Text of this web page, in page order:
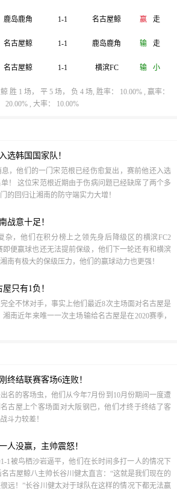
鹿岛鹿角 1-1 名古屋鲸 赢 走
名古屋鲸 1-1 鹿岛鹿角 输 走
名古屋鲸 1-1 横滨FC 输 小
胜 1 场， 平 5 场， 负 4 场, 胜率： 10.00% , 赢率：
20.00% , 大率： 10.00%
选韩国国家队！
，他们的一门宋范根已经伤愈复出，赛前他还入选
！ 这位宋范根近期由于伤病问题已经缺席了两个多
的回归让湘南的防守端实力大增！
战意十足！
杂，他们在积分榜上之领先身后降级区的横滨FC2
即便赢球也还无法提前保级，他们下一轮还有和横滨
南有极大的保级压力，他们的赢球动力也更强！
只有1负！
全不怵对手，事实上他们最近8次主场面对名古屋是
南近年来唯一一次主场输给名古屋是在2020赛季，
终结联赛客场6连败！
名的客场虫，他们从今年7月份到10月份期间一度遭
古屋上个客场面对大阪钢巴，他们才终于终结了客
斗力较差！
人没赢，主帅震怒！
1被鸟栖沙岩逼平，他们在长时间多打一人的情况下
古屋鲸八主帅长谷川健太直言：“这就是我们现在的
远！”长谷川健太对于球队在这样的情况下都无法赢